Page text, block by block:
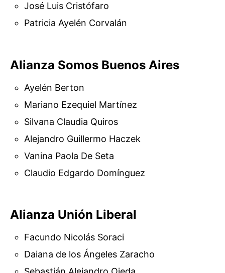
José Luis Cristófaro
Patricia Ayelén Corvalán
Alianza Somos Buenos Aires
Ayelén Berton
Mariano Ezequiel Martínez
Silvana Claudia Quiros
Alejandro Guillermo Haczek
Vanina Paola De Seta
Claudio Edgardo Domínguez
Alianza Unión Liberal
Facundo Nicolás Soraci
Daiana de los Ángeles Zaracho